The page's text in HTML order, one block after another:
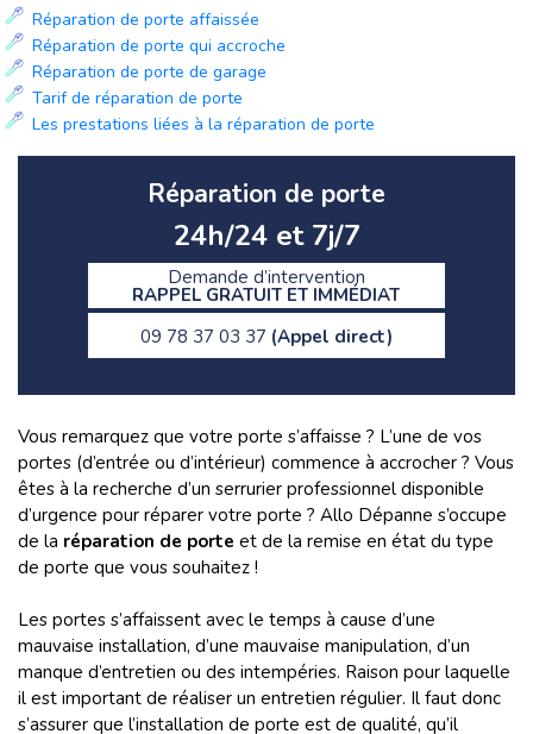
Réparation de porte affaissée
Réparation de porte qui accroche
Réparation de porte de garage
Tarif de réparation de porte
Les prestations liées à la réparation de porte
Réparation de porte
24h/24 et 7j/7
Demande d’intervention
RAPPEL GRATUIT ET IMMÉDIAT
09 78 37 03 37 (Appel direct)
Vous remarquez que votre porte s’affaisse ? L’une de vos
portes (d’entrée ou d’intérieur) commence à accrocher ? Vous
êtes à la recherche d’un serrurier professionnel disponible
d’urgence pour réparer votre porte ? Allo Dépanne s’occupe
de la réparation de porte et de la remise en état du type
de porte que vous souhaitez !
Les portes s’affaissent avec le temps à cause d’une
mauvaise installation, d’une mauvaise manipulation, d’un
manque d’entretien ou des intempéries. Raison pour laquelle
il est important de réaliser un entretien régulier. Il faut donc
s’assurer que l’installation de porte est de qualité, qu’il